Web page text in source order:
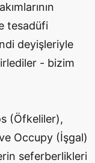
tesadüfi
deyişleriyle
- bizim
(Öfkeliler),
Occupy (İşgal)
seferberlikleri